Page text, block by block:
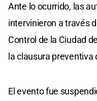
Ante lo ocurrido, las
intervinieron a través
Control de la Ciudad
la clausura preventiva
El evento fue